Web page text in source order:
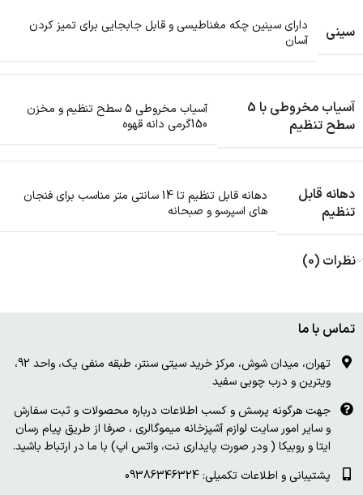
سینی
دارای سینین چکه مغناطیسی و قابل جابجایی برای تمیز کردن
آسان
آسیاب مخروطی با 5
سطح تنظیم
آسیاب مخروطی 5 سطح تنظیم و مخزن
150گرمی دانه قهوه
دهانه قابل
تنظیم
دهانه قابل تنظیم تا 14 سانتی متر مناسب برای فنجان
های اسپرسو و صبحانه
نظرات (0)
تماس با ما
تهران، میدان شوش، مرکز خرید سیتی سنتر، طبقه منفی یک، واحد 92،
ویترین و درب چوبی سفید
جهت هرگونه پرسش و کسب اطلاعات درباره محصولات و ثبت سفارش
و سایر امور سایت لوازم آشپزخانه میموگالری ، صرفا از طریق پیام رسان
ایتا و روبیکا ( ودر صورت پایداری نت، واتس اپ) با ما در ارتباط باشید.
پشتیبانی و اطلاعات تکمیلی: 09386346324